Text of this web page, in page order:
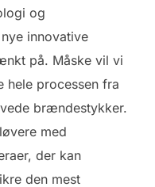
og
innovative
på. Måske vil vi
hele processen fra
brændestykker.
med
der kan
den mest